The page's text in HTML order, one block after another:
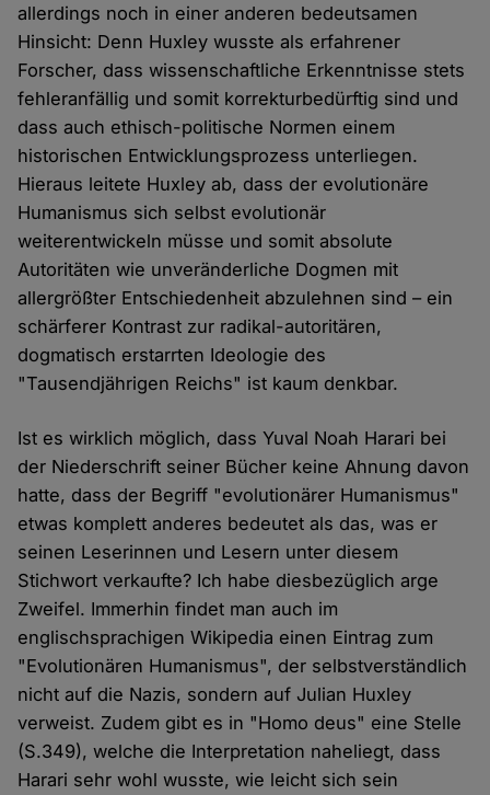
allerdings noch in einer anderen bedeutsamen
Hinsicht: Denn Huxley wusste als erfahrener
Forscher, dass wissenschaftliche Erkenntnisse stets
fehleranfällig und somit korrekturbedürftig sind und
dass auch ethisch-politische Normen einem
historischen Entwicklungsprozess unterliegen.
Hieraus leitete Huxley ab, dass der evolutionäre
Humanismus sich selbst evolutionär
weiterentwickeln müsse und somit absolute
Autoritäten wie unveränderliche Dogmen mit
allergrößter Entschiedenheit abzulehnen sind – ein
schärferer Kontrast zur radikal-autoritären,
dogmatisch erstarrten Ideologie des
"Tausendjährigen Reichs" ist kaum denkbar.
Ist es wirklich möglich, dass Yuval Noah Harari bei
der Niederschrift seiner Bücher keine Ahnung davon
hatte, dass der Begriff "evolutionärer Humanismus"
etwas komplett anderes bedeutet als das, was er
seinen Leserinnen und Lesern unter diesem
Stichwort verkaufte? Ich habe diesbezüglich arge
Zweifel. Immerhin findet man auch im
englischsprachigen Wikipedia einen Eintrag zum
"Evolutionären Humanismus", der selbstverständlich
nicht auf die Nazis, sondern auf Julian Huxley
verweist. Zudem gibt es in "Homo deus" eine Stelle
(S.349), welche die Interpretation naheliegt, dass
Harari sehr wohl wusste, wie leicht sich sein